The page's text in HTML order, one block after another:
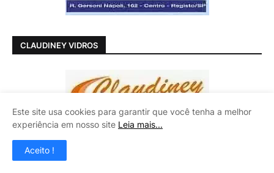
CLAUDINEY VIDROS
Este site usa cookies para garantir que você tenha a melhor
experiência em nosso site Leia mais...
Aceito !